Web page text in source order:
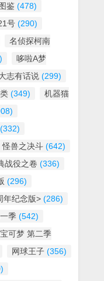
鉴 (478)
号 (290)
名侦探柯南
哆啦A梦
志有话说 (299)
(349)
机器猫
(332)
怪兽之决斗 (642)
战役之卷 (336)
(296)
年纪念版> (286)
季 (542)
可梦 第二季
网球王子 (356)